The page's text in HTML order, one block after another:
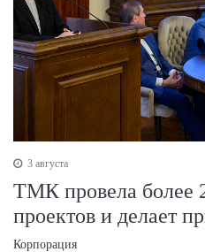
3 августа
ТМК провела более
проектов и делает
Корпорация